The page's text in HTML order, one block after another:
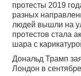
протесты 2019
разных
людей вышли на
протестов стала
шара с
Дональд Трамп
Лондон в сентябре